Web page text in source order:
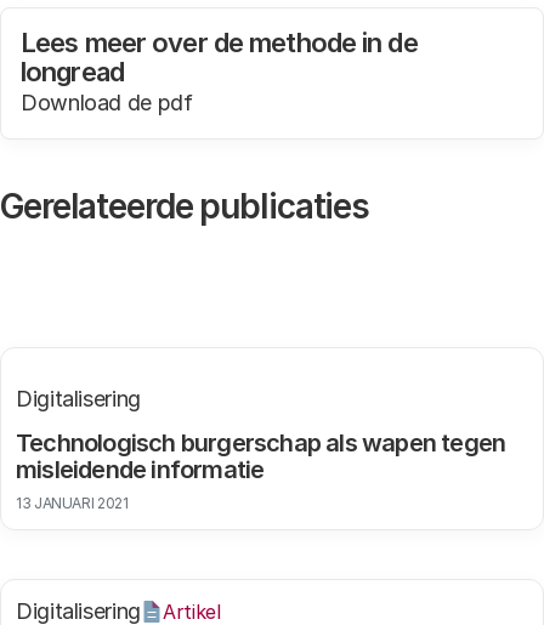
Lees meer over de methode in de
longread
Download de pdfIn een nieuw tabblad
Gerelateerde publicaties
Technologisch burgerschap als wapen tegen
misleidende informatie
Digitalisering
13 JANUARI 2021
Digitalisering Artikel